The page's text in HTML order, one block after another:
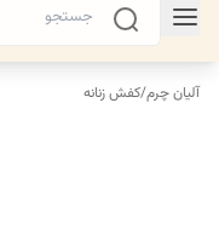
آلیان چرم/کفش زنانه